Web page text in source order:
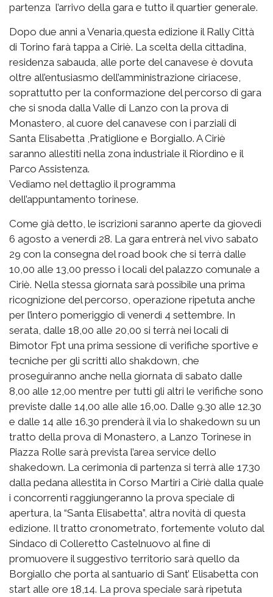
partenza l’arrivo della gara e tutto il quartier generale.
Dopo due anni a Venaria,questa edizione il Rally Città
di Torino farà tappa a Ciriè. La scelta della cittadina,
residenza sabauda, alle porte del canavese è dovuta
oltre all’entusiasmo dell’amministrazione ciriacese,
soprattutto per la conformazione del percorso di gara
che si snoda dalla Valle di Lanzo con la prova di
Monastero, al cuore del canavese con i parziali di
Santa Elisabetta ,Pratiglione e Borgiallo. A Ciriè
saranno allestiti nella zona industriale il Riordino e il
Parco Assistenza.
Vediamo nel dettaglio il programma
dell’appuntamento torinese.
Come già detto, le iscrizioni saranno aperte da giovedì
6 agosto a venerdì 28. La gara entrerà nel vivo sabato
29 con la consegna del road book che si terrà dalle
10,00 alle 13,00 presso i locali del palazzo comunale a
Ciriè. Nella stessa giornata sarà possibile una prima
ricognizione del percorso, operazione ripetuta anche
per l’intero pomeriggio di venerdì 4 settembre. In
serata, dalle 18,00 alle 20,00 si terrà nei locali di
Bimotor Fpt una prima sessione di verifiche sportive e
tecniche per gli scritti allo shakdown, che
proseguiranno anche nella giornata di sabato dalle
8,00 alle 12,00 mentre per tutti gli altri le verifiche sono
previste dalle 14,00 alle alle 16,00. Dalle 9.30 alle 12.30
e dalle 14 alle 16.30 prenderà il via lo shakedown su un
tratto della prova di Monastero, a Lanzo Torinese in
Piazza Rolle sarà prevista l’area service dello
shakedown. La cerimonia di partenza si terrà alle 17.30
dalla pedana allestita in Corso Martiri a Ciriè dalla quale
i concorrenti raggiungeranno la prova speciale di
apertura, la “Santa Elisabetta”, altra novità di questa
edizione. Il tratto cronometrato, fortemente voluto dal
Sindaco di Colleretto Castelnuovo al fine di
promuovere il suggestivo territorio sarà quello da
Borgiallo che porta al santuario di Sant’ Elisabetta con
start alle ore 18,14. La prova speciale sarà ripetuta